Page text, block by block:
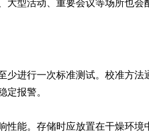
大型活动、重要会议等场所也会
少进行一次标准测试。校准方法
定报警。
性能。存储时应放置在干燥环境